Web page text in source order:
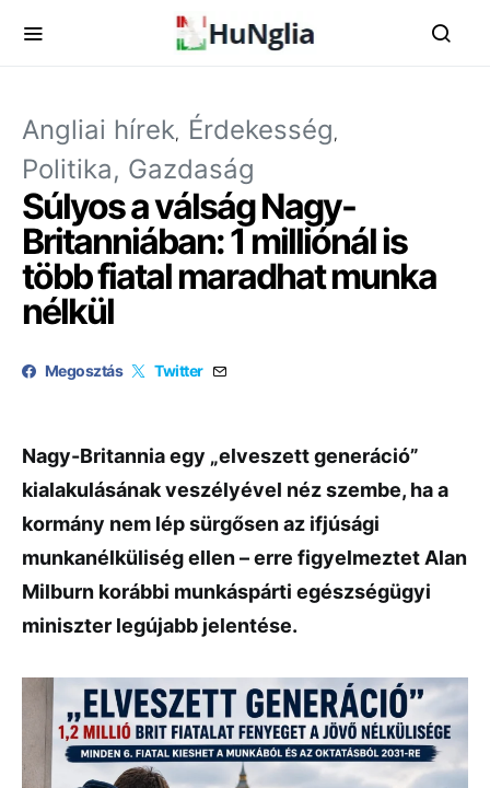
Angliai hírek Érdekesség
Politika, Gazdaság
Súlyos a válság Nagy-
Britanniában: 1 milliónál is
több fiatal maradhat munka
nélkül
Megosztás Twitter
Nagy-Britannia egy „elveszett generáció”
kialakulásának veszélyével néz szembe, ha a
kormány nem lép sürgősen az ifjúsági
munkanélküliség ellen – erre figyelmeztet Alan
Milburn korábbi munkáspárti egészségügyi
miniszter legújabb jelentése.